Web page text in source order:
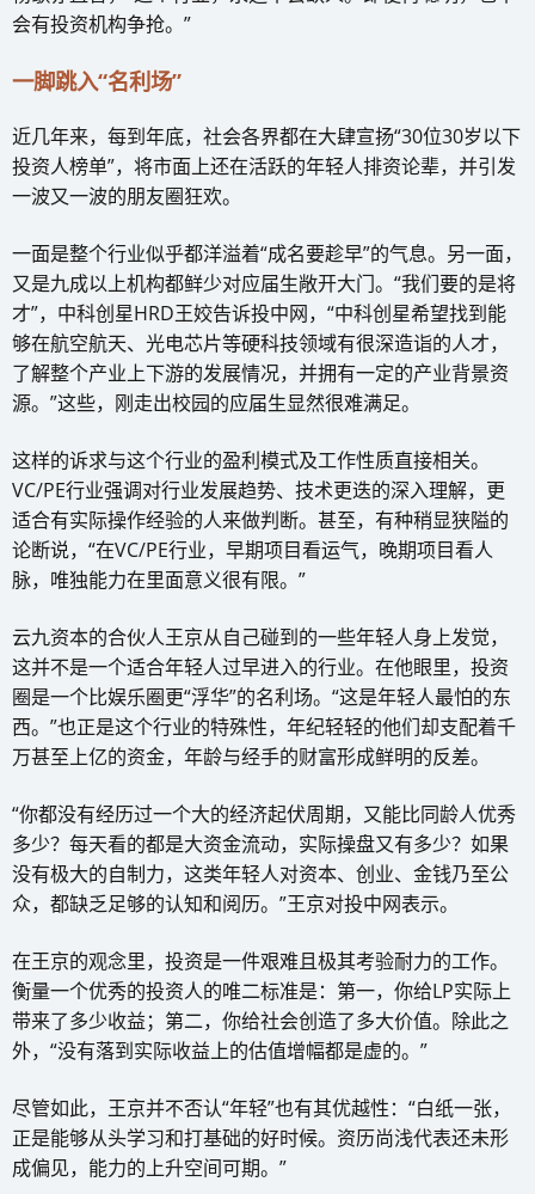
会有投资机构争抢。”
一脚跳入“名利场”
近几年来，每到年底，社会各界都在大肆宣扬“30位30岁以下
投资人榜单”，将市面上还在活跃的年轻人排资论辈，并引发
一波又一波的朋友圈狂欢。
一面是整个行业似乎都洋溢着“成名要趁早”的气息。另一面，
又是九成以上机构都鲜少对应届生敞开大门。“我们要的是将
才”，中科创星HRD王姣告诉投中网，“中科创星希望找到能
够在航空航天、光电芯片等硬科技领域有很深造诣的人才，
了解整个产业上下游的发展情况，并拥有一定的产业背景资
源。”这些，刚走出校园的应届生显然很难满足。
这样的诉求与这个行业的盈利模式及工作性质直接相关。
VC/PE行业强调对行业发展趋势、技术更迭的深入理解，更
适合有实际操作经验的人来做判断。甚至，有种稍显狭隘的
论断说，“在VC/PE行业，早期项目看运气，晚期项目看人
脉，唯独能力在里面意义很有限。”
云九资本的合伙人王京从自己碰到的一些年轻人身上发觉，
这并不是一个适合年轻人过早进入的行业。在他眼里，投资
圈是一个比娱乐圈更“浮华”的名利场。“这是年轻人最怕的东
西。”也正是这个行业的特殊性，年纪轻轻的他们却支配着千
万甚至上亿的资金，年龄与经手的财富形成鲜明的反差。
“你都没有经历过一个大的经济起伏周期，又能比同龄人优秀
多少？每天看的都是大资金流动，实际操盘又有多少？如果
没有极大的自制力，这类年轻人对资本、创业、金钱乃至公
众，都缺乏足够的认知和阅历。”王京对投中网表示。
在王京的观念里，投资是一件艰难且极其考验耐力的工作。
衡量一个优秀的投资人的唯二标准是：第一，你给LP实际上
带来了多少收益；第二，你给社会创造了多大价值。除此之
外，“没有落到实际收益上的估值增幅都是虚的。”
尽管如此，王京并不否认“年轻”也有其优越性：“白纸一张，
正是能够从头学习和打基础的好时候。资历尚浅代表还未形
成偏见，能力的上升空间可期。”